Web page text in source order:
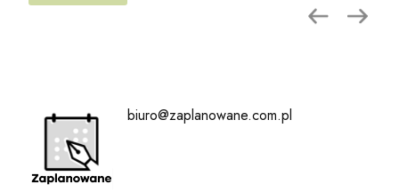
biuro@zaplanowane.com.pl